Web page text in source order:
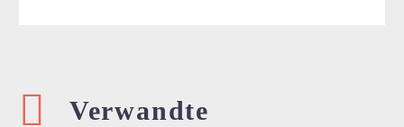
Verwandte